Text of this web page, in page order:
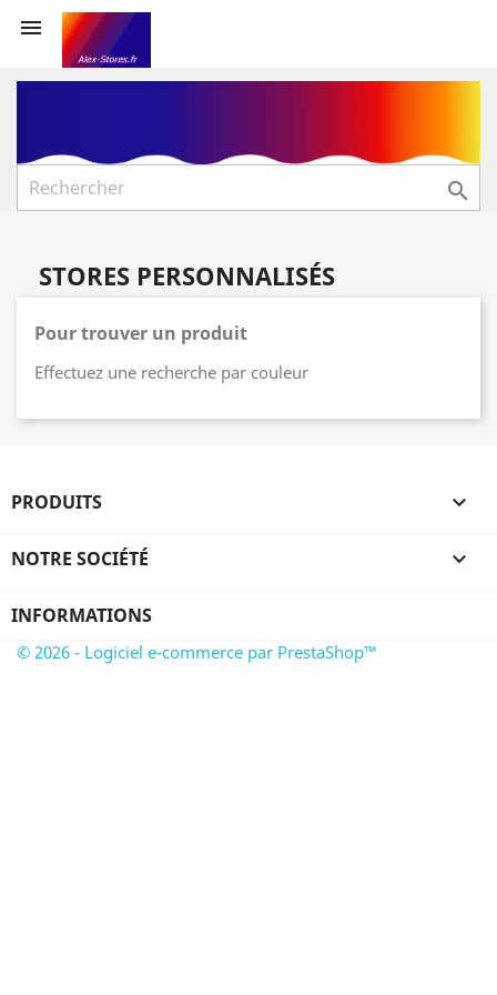


STORES PERSONNALISÉS
Pour trouver un produit
Effectuez une recherche par couleur
PRODUITS 
NOTRE SOCIÉTÉ 
INFORMATIONS
© 2026 - Logiciel e-commerce par PrestaShop™